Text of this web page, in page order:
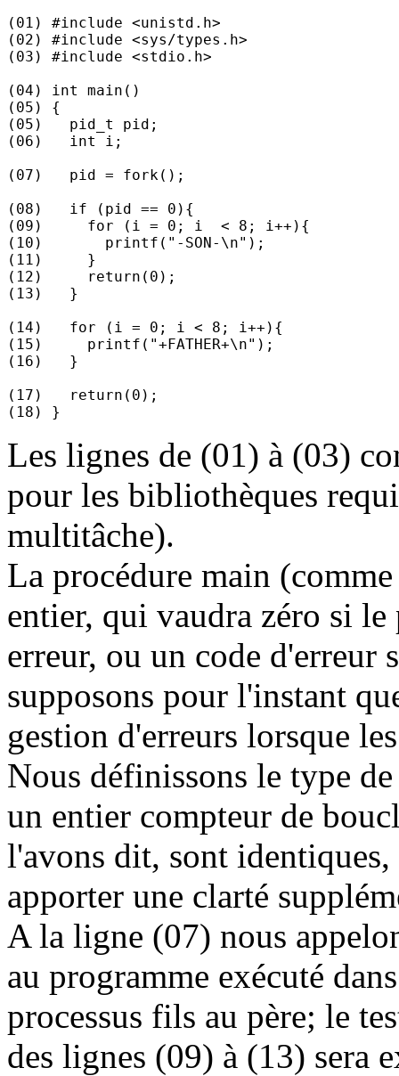
(01) #include <unistd.h>
(02) #include <sys/types.h>
(03) #include <stdio.h>
(04) int main()
(05) {
(05)   pid_t pid;
(06)   int i;
(07)   pid = fork();
(08)   if (pid == 0){
(09)     for (i = 0; i  < 8; i++){
(10)       printf("-SON-\n");
(11)     }
(12)     return(0);
(13)   }
(14)   for (i = 0; i < 8; i++){
(15)     printf("+FATHER+\n");
(16)   }
(17)   return(0);
Les lignes de (01) à (03)
pour les bibliothèques
multitâche).
La procédure main
entier, qui vaudra zéro si le
erreur, ou un code d'erreur
supposons pour l'instant
gestion d'erreurs lorsque
Nous définissons le type
un entier compteur de
l'avons dit, sont
apporter une clarté
A la ligne (07) nous
au programme exécuté
processus fils au père; le
des lignes (09) à (13) sera